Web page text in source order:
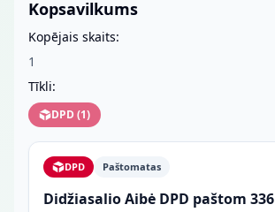
Kopsavilkums
Kopējais skaits:
1
Tīkli:
DPD(1)
DPD Paštomatas
Didžiasalio Aibė DPD paštom 336